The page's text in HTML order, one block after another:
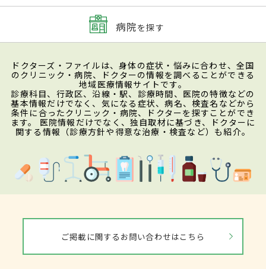
病院を探す
ドクターズ・ファイルは、身体の症状・悩みに合わせ、全国
のクリニック・病院、ドクターの情報を調べることができる
地域医療情報サイトです。
診療科目、行政区、沿線・駅、診療時間、医院の特徴などの
基本情報だけでなく、気になる症状、病名、検査名などから
条件に合ったクリニック・病院、ドクターを探すことができ
ます。 医院情報だけでなく、独自取材に基づき、ドクターに
関する情報（診療方針や得意な治療・検査など）も紹介。
ご掲載に関するお問い合わせはこちら